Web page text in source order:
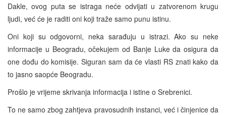
Dakle, ovog puta se istraga neće odvijati u zatvorenom krugu
ljudi, već će je raditi oni koji traže samo punu istinu.
Oni koji su odgovorni, neka sarađuju u istrazi. Ako su neke
informacije u Beogradu, očekujem od Banje Luke da osigura da
one dođu do komisije. Siguran sam da će vlasti RS znati kako da
to jasno saopće Beogradu.
Prošlo je vrijeme skrivanja informacija i istine o Srebrenici.
To ne samo zbog zahtjeva pravosudnih instanci, već i činjenice da